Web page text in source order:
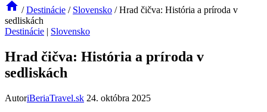
/ Destinácie / Slovensko / Hrad čičva: História a príroda v
sedliskách
Destinácie | Slovensko
Hrad čičva: História a príroda v
sedliskách
AutoriBeriaTravel.sk 24. októbra 2025